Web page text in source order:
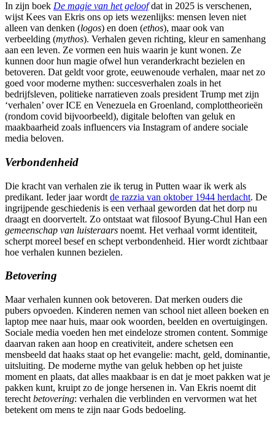
In zijn boek De magie van het geloofdat in 2025 is verschenen,
wijst Kees van Ekris ons op iets wezenlijks: mensen leven niet
alleen van denken (logos) en doen (ethos), maar ook van
verbeelding (mythos). Verhalen geven richting, kleur en samenhang
aan een leven. Ze vormen een huis waarin je kunt wonen. Ze
kunnen door hun magie ofwel hun veranderkracht bezielen en
betoveren. Dat geldt voor grote, eeuwenoude verhalen, maar net zo
goed voor moderne mythen: succesverhalen zoals in het
bedrijfsleven, politieke narratieven zoals president Trump met zijn
‘verhalen’ over ICE en Venezuela en Groenland, complottheorieën
(rondom covid bijvoorbeeld), digitale beloften van geluk en
maakbaarheid zoals influencers via Instagram of andere sociale
media beloven.
Verbondenheid
Die kracht van verhalen zie ik terug in Putten waar ik werk als
predikant. Ieder jaar wordt de razzia van oktober 1944 herdacht. De
ingrijpende geschiedenis is een verhaal geworden dat het dorp nu
draagt en doorvertelt. Zo ontstaat wat filosoof Byung-Chul Han een
gemeenschap van luisteraars noemt. Het verhaal vormt identiteit,
scherpt moreel besef en schept verbondenheid. Hier wordt zichtbaar
hoe verhalen kunnen bezielen.
Betovering
Maar verhalen kunnen ook betoveren. Dat merken ouders die
pubers opvoeden. Kinderen nemen van school niet alleen boeken en
laptop mee naar huis, maar ook woorden, beelden en overtuigingen.
Sociale media voeden hen met eindeloze stromen content. Sommige
daarvan raken aan hoop en creativiteit, andere schetsen een
mensbeeld dat haaks staat op het evangelie: macht, geld, dominantie,
uitsluiting. De moderne mythe van geluk hebben op het juiste
moment en plaats, dat alles maakbaar is en dat je moet pakken wat je
pakken kunt, kruipt zo de jonge hersenen in. Van Ekris noemt dit
terecht betovering: verhalen die verblinden en vervormen wat het
betekent om mens te zijn naar Gods bedoeling.